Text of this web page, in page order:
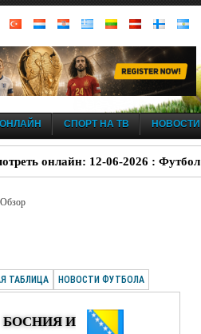
СПОРТ НА ТВ НОВОСТИ
онлайн: 12-06-2026 : Футбол
ТАБЛИЦА НОВОСТИ ФУТБОЛА
БОСНИЯ И